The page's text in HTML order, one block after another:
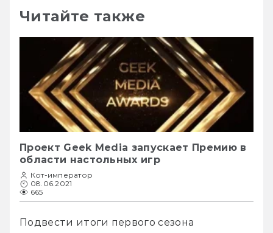
Читайте также
Проект Geek Media запускает Премию в
области настольных игр
Кот-император
08.06.2021
665
Подвести итоги первого сезона